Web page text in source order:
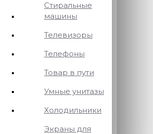
Стиральные
машины
Телевизоры
Телефоны
Товар в пути
Умные унитазы
Холодильники
Экраны для